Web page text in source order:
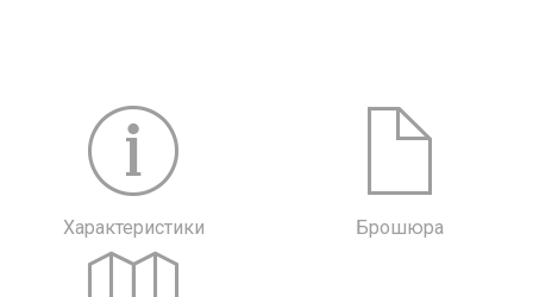
Характеристики Брошюра